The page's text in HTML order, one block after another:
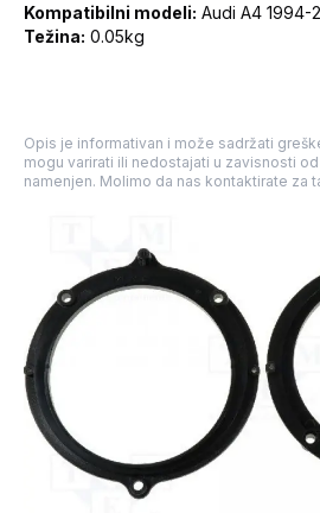
Kompatibilni modeli: Audi A4 1994-
Težina: 0.05kg
Opis je informativan i može sadržati
mogu varirati ili nedostajati u zavisnosti
namenjen. Molimo da nas kontaktirate za